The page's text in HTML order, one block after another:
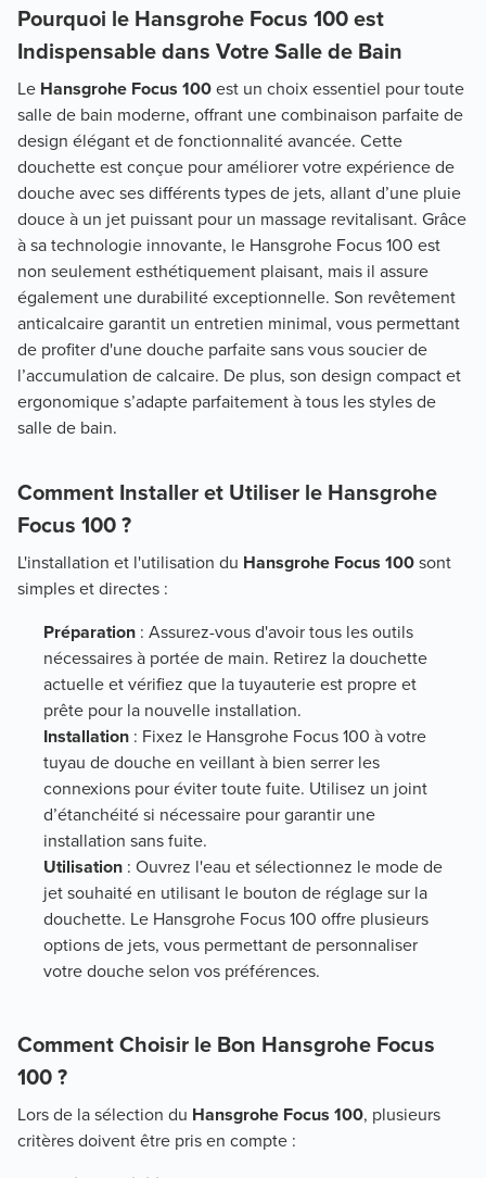
Pourquoi le Hansgrohe Focus 100 est
Indispensable dans Votre Salle de Bain
Le Hansgrohe Focus 100est un choix essentiel pour toute
salle de bain moderne, offrant une combinaison parfaite de
design élégant et de fonctionnalité avancée. Cette
douchette est conçue pour améliorer votre expérience de
douche avec ses différents types de jets, allant d’une pluie
douce à un jet puissant pour un massage revitalisant. Grâce
à sa technologie innovante, le Hansgrohe Focus 100 est
non seulement esthétiquement plaisant, mais il assure
également une durabilité exceptionnelle. Son revêtement
anticalcaire garantit un entretien minimal, vous permettant
de profiter d'une douche parfaite sans vous soucier de
l’accumulation de calcaire. De plus, son design compact et
ergonomique s’adapte parfaitement à tous les styles de
salle de bain.
Comment Installer et Utiliser le Hansgrohe
Focus 100 ?
L'installation et l'utilisation du Hansgrohe Focus 100sont
simples et directes :
Préparation : Assurez-vous d'avoir tous les outils
nécessaires à portée de main. Retirez la douchette
actuelle et vérifiez que la tuyauterie est propre et
prête pour la nouvelle installation.
Installation : Fixez le Hansgrohe Focus 100 à votre
tuyau de douche en veillant à bien serrer les
connexions pour éviter toute fuite. Utilisez un joint
d’étanchéité si nécessaire pour garantir une
installation sans fuite.
Utilisation : Ouvrez l'eau et sélectionnez le mode de
jet souhaité en utilisant le bouton de réglage sur la
douchette. Le Hansgrohe Focus 100 offre plusieurs
options de jets, vous permettant de personnaliser
votre douche selon vos préférences.
Comment Choisir le Bon Hansgrohe Focus
100 ?
Lors de la sélection du Hansgrohe Focus 100, plusieurs
critères doivent être pris en compte :